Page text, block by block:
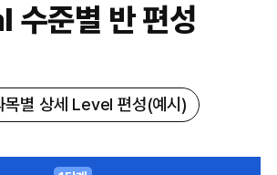
수준별 반 편성
목별 상세 Level 편성(예시)